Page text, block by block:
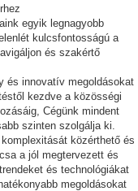
egyik legnagyobb
kulcsfontosságú a
és szakértő
és innovatív megoldásokat
kezdve a közösségi
Cégünk mindent
szinten szolgálja ki.
közérthető és
a jól megtervezett és
és technológiákat
megoldásokat